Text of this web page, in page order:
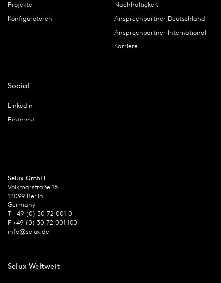
Projekte
Konfiguratoren
Nachhaltigkeit
Ansprechpartner Deutschland
Ansprechpartner International
Karriere
Social
Linkedin
Pinterest
Selux GmbH
Volkmarstraße 18
12099 Berlin
Germany
T +49 (0) 30 72 001 0
F +49 (0) 30 72 001 100
info@selux.de
Selux Weltweit